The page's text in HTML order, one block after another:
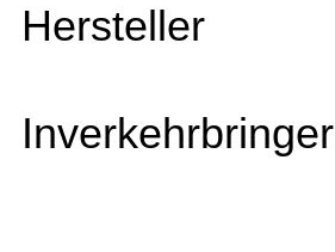
Hersteller
Inverkehrbringer